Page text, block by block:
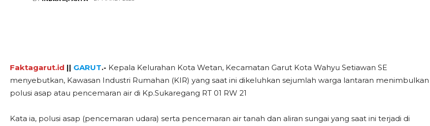
Faktagarut.id || GARUT.- Kepala Kelurahan Kota Wetan, Kecamatan Garut Kota Wahyu Setiawan SE
menyebutkan, Kawasan Industri Rumahan (KIR) yang saat ini dikeluhkan sejumlah warga lantaran menimbulkan
polusi asap atau pencemaran air di Kp.Sukaregang RT 01 RW 21
Kata ia, polusi asap (pencemaran udara) serta pencemaran air tanah dan aliran sungai yang saat ini terjadi di